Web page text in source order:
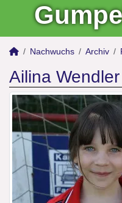
Nachwuchs Archiv
Ailina Wendler